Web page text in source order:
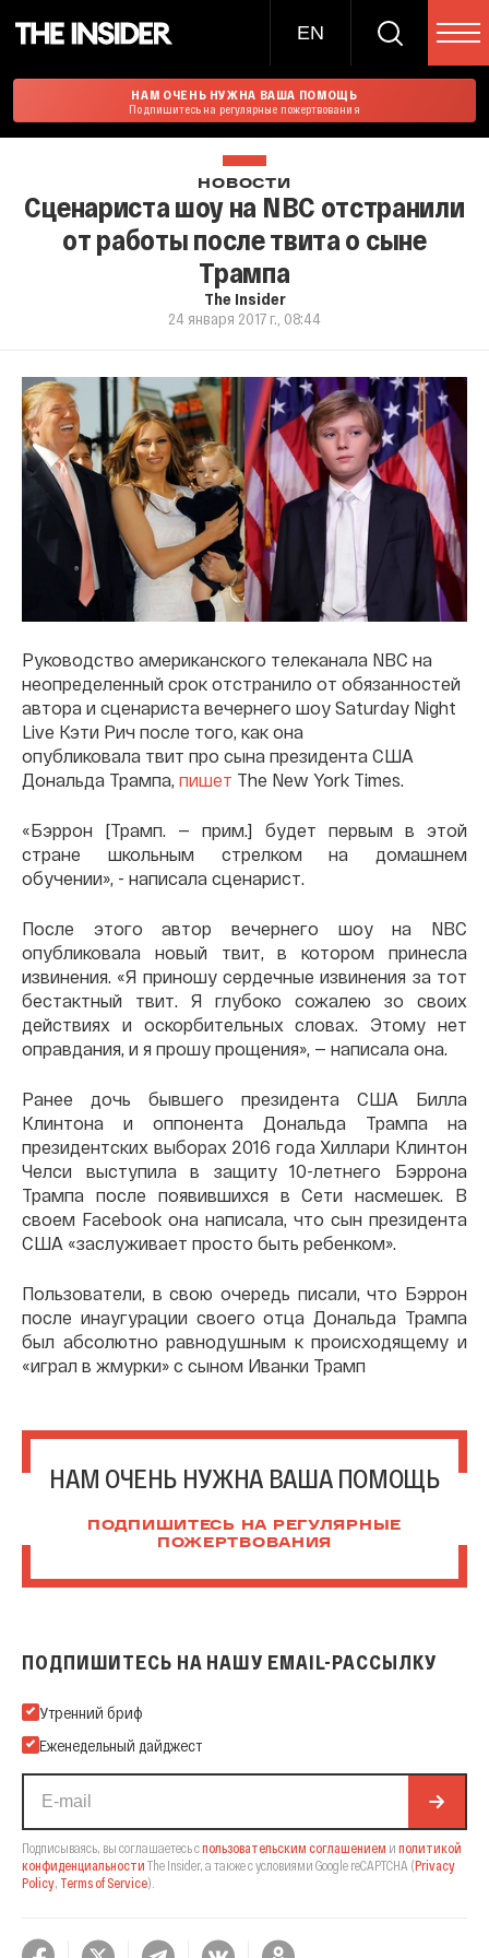
EN
НАМ ОЧЕНЬ НУЖНА ВАША ПОМОЩЬ
Подпишитесь на регулярные пожертвования
НОВОСТИ
Сценариста шоу на NBC отстранили
от работы после твита о сыне
Трампа
The Insider
24 января 2017 г., 08:44
Руководство американского телеканала NBC на
неопределенный срок отстранило от обязанностей
автора и сценариста вечернего шоу Saturday Night
Live Кэти Рич после того, как она
опубликовала твит про сына президента США
Дональда Трампа, пишет The New York Times.
«Бэррон [Трамп. — прим.] будет первым в этой
стране школьным стрелком на домашнем
обучении», - написала сценарист.
После этого автор вечернего шоу на NBC
опубликовала новый твит, в котором принесла
извинения. «Я приношу сердечные извинения за тот
бестактный твит. Я глубоко сожалею зо своих
действиях и оскорбительных словах. Этому нет
оправдания, и я прошу прощения», — написала она.
Ранее дочь бывшего президента США Билла
Клинтона и оппонента Дональда Трампа на
президентских выборах 2016 года Хиллари Клинтон
Челси выступила в защиту 10-летнего Бэррона
Трампа после появившихся в Сети насмешек. В
своем Facebook она написала, что сын президента
США «заслуживает просто быть ребенком».
Пользователи, в свою очередь писали, что Бэррон
после инаугурации своего отца Дональда Трампа
был абсолютно равнодушным к происходящему и
«играл в жмурки» с сыном Иванки Трамп
НАМ ОЧЕНЬ НУЖНА ВАША ПОМОЩЬ
ПОДПИШИТЕСЬ НА РЕГУЛЯРНЫЕ
ПОЖЕРТВОВАНИЯ
ПОДПИШИТЕСЬ НА НАШУ EMAIL-РАССЫЛКУ
Подпишитесь на нашу Email-рассылку
Утренний бриф
Еженедельный дайджест
Подписываясь, вы соглашаетесь спользовательским соглашением и политикой
конфиденциальности The Insider, а также с условиями Google reCAPTCHA (Privacy
Policy Terms of Service).